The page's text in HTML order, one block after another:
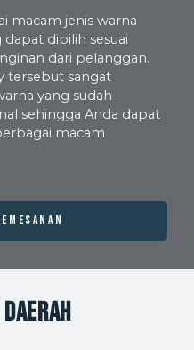
macam jenis warna
dapat dipilih sesuai
dari pelanggan.
tersebut sangat
yang sudah
sehingga Anda dapat
macam